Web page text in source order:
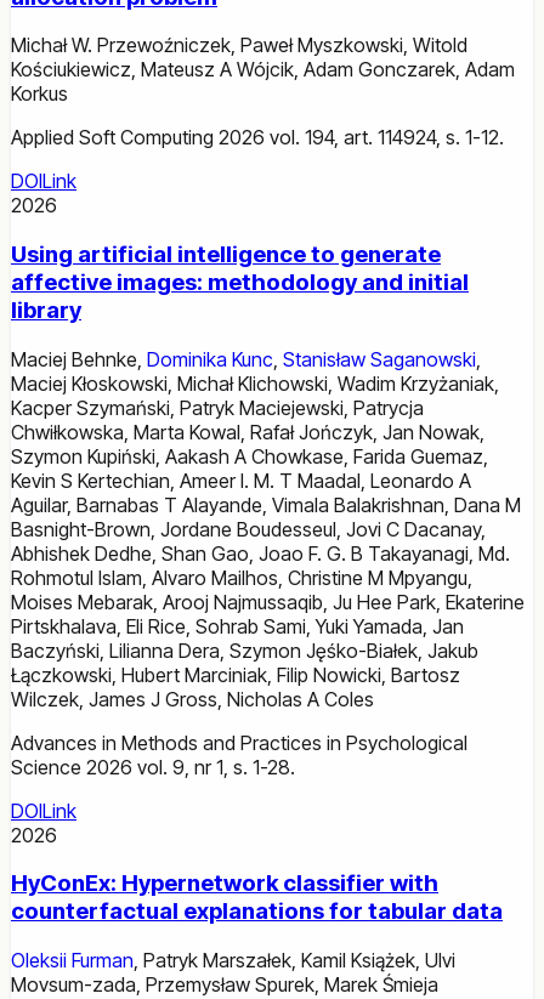
Michał W. Przewoźniczek, Paweł Myszkowski, Witold
Kościukiewicz, Mateusz A Wójcik, Adam Gonczarek, Adam
Korkus
Applied Soft Computing 2026 vol. 194, art. 114924, s. 1-12.
DOILink
2026
Using artificial intelligence to generate
affective images: methodology and initial
library
Maciej Behnke Dominika Kunc Stanisław Saganowski
Maciej Kłoskowski Michał Klichowski Wadim Krzyżaniak
Kacper Szymański Patryk Maciejewski Patrycja
Chwiłkowska Marta Kowal Rafał Jończyk Jan Nowak
Szymon Kupiński Aakash A Chowkase Farida Guemaz
Kevin S Kertechian Ameer I. M. T Maadal Leonardo A
Aguilar, Barnabas T Alayande Vimala Balakrishnan Dana M
Basnight-Brown Jordane Boudesseul Jovi C Dacanay,
Abhishek Dedhe Shan Gao Joao F. G. B Takayanagi Md.
Rohmotul Islam Alvaro Mailhos Christine M Mpyangu
Moises Mebarak Arooj Najmussaqib Ju Hee Park Ekaterine
Pirtskhalava Eli Rice Sohrab Sami ,Yuki Yamada Jan
Baczyński Lilianna Dera Szymon Jęśko-Białek Jakub
Łączkowski Hubert Marciniak Filip Nowicki Bartosz
Wilczek James J Gross Nicholas A Coles
Advances in Methods and Practices in Psychological
Science 2026 vol. 9, nr 1, s. 1-28.
DOILink
2026
HyConEx: Hypernetwork classifier with
counterfactual explanations for tabular data
Oleksii Furman, Patryk Marszałek, Kamil Książek, Ulvi
Movsum-zada, Przemysław Spurek, Marek Śmieja